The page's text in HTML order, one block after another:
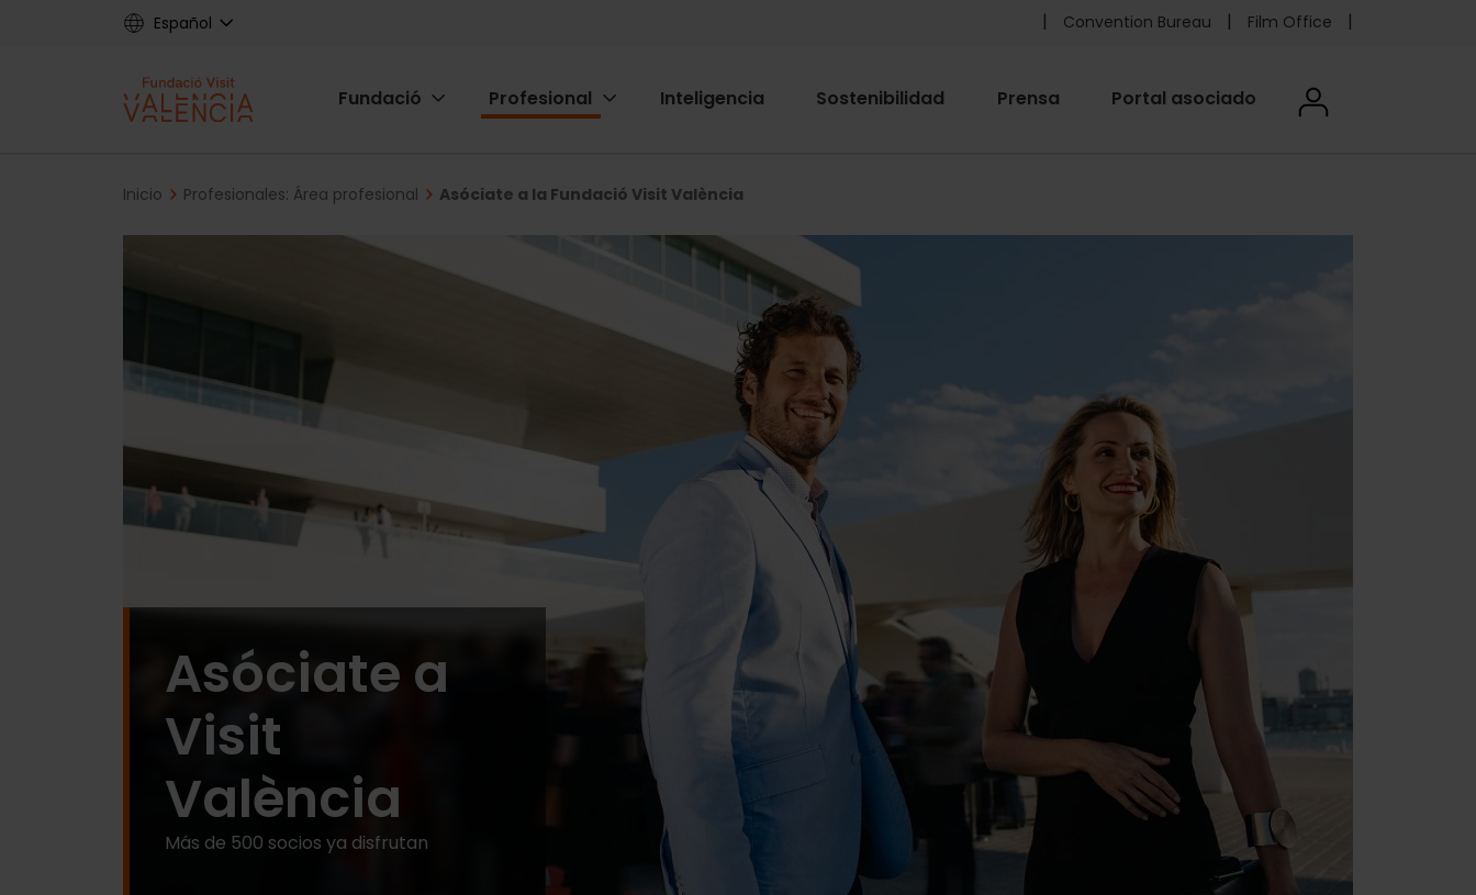
Español
Pre
header
Convention Bureau Film Office
Main
Fundació
Fundació Profesional Inteligencia Sostenibilidad Prensa Portal asociado
User
User menu
Breadcrumb
Inicio Profesionales: Área profesional Asóciate a la Fundació Visit València
Asóciate a
Visit
València
Más de 500 socios ya disfrutan